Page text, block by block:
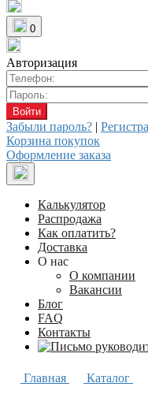
0
Авторизация
Забыли пароль? |
Корзина покупок
Оформление заказа
Калькулятор
Распродажа
Как оплатить?
Доставка
О нас
О компании
Вакансии
Блог
FAQ
Контакты
Главная Каталог